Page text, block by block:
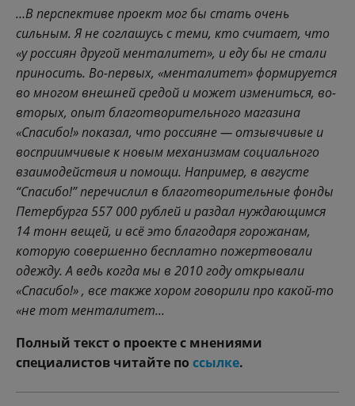
…В перспективе проект мог бы стать очень
сильным. Я не соглашусь с теми, кто считает, что
«у россиян другой менталитет», и еду бы не стали
приносить. Во-первых, «менталитет» формируется
во многом внешней средой и может измениться, во-
вторых, опыт благотворительного магазина
«Спасибо!» показал, что россияне — отзывчивые и
восприимчивые к новым механизмам социального
взаимодействия и помощи. Например, в августе
“Спасибо!” перечислил в благотворительные фонды
Петербурга 557 000 рублей и раздал нуждающимся
14 тонн вещей, и всё это благодаря горожанам,
которую совершенно бесплатно пожертвовали
одежду. А ведь когда мы в 2010 году открывали
«Спасибо!» , все также хором говорили про какой-то
«не тот менталитет...
Полный текст о проекте с мнениями
специалистов читайте по ссылке.